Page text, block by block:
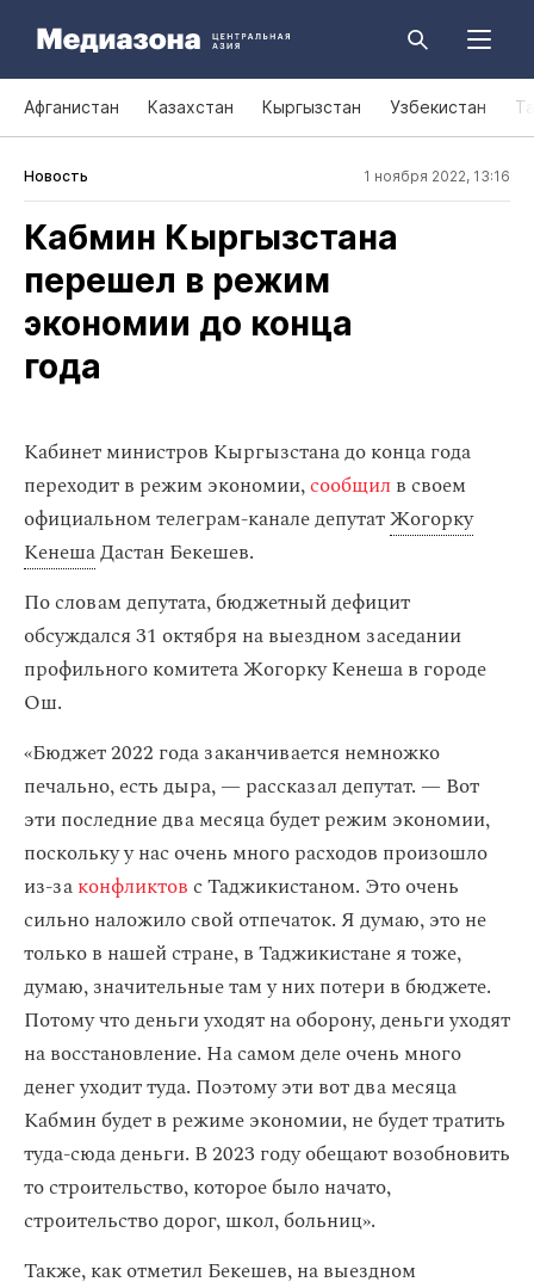
Афганистан Казахстан Кыргызстан Узбекистан
Новость 1 ноября 2022, 13:16
Кабмин Кыргызстана
перешел в режим
экономии до конца
года
Кабинет министров Кыргызстана до конца года
переходит в режим экономии,сообщил в своем
официальном телеграм-канале депутатЖогорку
КенешаДастан Бекешев.
По словам депутата, бюджетный дефицит
обсуждался 31 октября на выездном заседании
профильного комитета Жогорку Кенеша в городе
Ош.
«Бюджет 2022 года заканчивается немножко
печально, есть дыра, — рассказал депутат. — Вот
эти последние два месяца будет режим экономии,
поскольку у нас очень много расходов произошло
из-законфликтовс Таджикистаном. Это очень
сильно наложило свой отпечаток. Я думаю, это не
только в нашей стране, в Таджикистане я тоже,
думаю, значительные там у них потери в бюджете.
Потому что деньги уходят на оборону, деньги уходят
на восстановление. На самом деле очень много
денег уходит туда. Поэтому эти вот два месяца
Кабмин будет в режиме экономии, не будет тратить
туда-сюда деньги. В 2023 году обещают возобновить
то строительство, которое было начато,
строительство дорог, школ, больниц».
Также, как отметил Бекешев, на выездном